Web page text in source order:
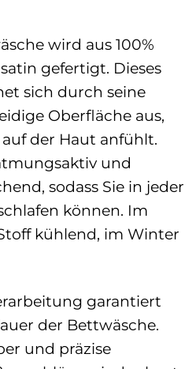
wird aus 100%
gefertigt. Dieses
sich durch seine
Oberfläche aus,
der Haut anfühlt.
und
sodass Sie in jeder
können. Im
kühlend, im Winter
garantiert
der Bettwäsche.
und präzise